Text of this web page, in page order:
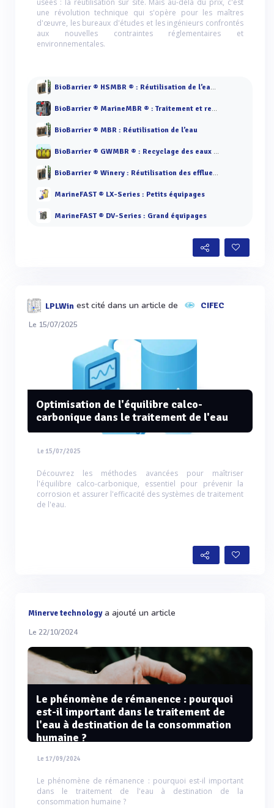
usées : la réutilisation sur site. Mais au-delà du prix, c'est
une révolution technique qui s'opère pour les maîtres
d'œuvre, les bureaux d'études et les ingénieurs confrontés
aux nouvelles contraintes réglementaires et
environnementales.
BioBarrier ® HSMBR ® : Réutilisation de l’eau à forte charge
BioBarrier ® MarineMBR ® : Traitement et recyclage des eaux usées
BioBarrier ® MBR : Réutilisation de l’eau
BioBarrier ® GWMBR ® : Recyclage des eaux grises semi-collectif
BioBarrier ® Winery : Réutilisation des effluents
MarineFAST ® LX-Series : Petits équipages
MarineFAST ® DV-Series : Grand équipages
LPLWin est cité dans un article de CIFEC
Le 15/07/2025
Optimisation de l'équilibre calco-
carbonique dans le traitement de l'eau
Le 15/07/2025
Découvrez les méthodes avancées pour maîtriser
l'équilibre calco-carbonique, essentiel pour prévenir la
corrosion et assurer l'efficacité des systèmes de traitement
de l'eau.
Minerve technologya ajouté un article
Le 22/10/2024
Le phénomène de rémanence : pourquoi
est-il important dans le traitement de
l'eau à destination de la consommation
humaine ?
Le 17/09/2024
Le phénomène de rémanence : pourquoi est-il important
dans le traitement de l'eau à destination de la
consommation humaine ?